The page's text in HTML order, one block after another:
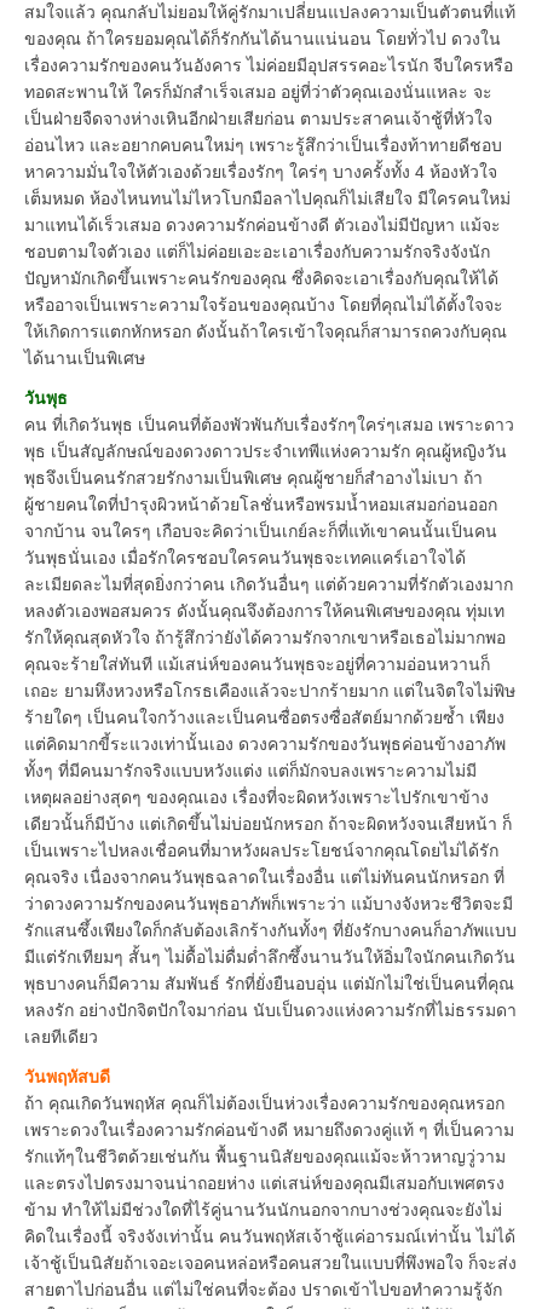
สมใจแล้ว คุณกลับไม่ยอมให้คู่รักมาเปลี่ยนแปลงความเป็นตัวตนที่แท้
ของคุณ ถ้าใครยอมคุณได้ก็รักกันได้นานแน่นอน โดยทั่วไป ดวงใน
เรื่องความรักของคนวันอังคาร ไม่ค่อยมีอุปสรรคอะไรนัก จีบใครหรือ
ทอดสะพานให้ ใครก็มักสำเร็จเสมอ อยู่ที่ว่าตัวคุณเองนั่นแหละ จะ
เป็นฝ่ายจืดจางห่างเหินอีกฝ่ายเสียก่อน ตามประสาคนเจ้าชู้ที่หัวใจ
อ่อนไหว และอยากคบคนใหม่ๆ เพราะรู้สึกว่าเป็นเรื่องท้าทายดีชอบ
หาความมั่นใจให้ตัวเองด้วยเรื่องรักๆ ใคร่ๆ บางครั้งทั้ง 4 ห้องหัวใจ
เต็มหมด ห้องไหนทนไม่ไหวโบกมือลาไปคุณก็ไม่เสียใจ มีใครคนใหม่
มาแทนได้เร็วเสมอ ดวงความรักค่อนข้างดี ตัวเองไม่มีปัญหา แม้จะ
ชอบตามใจตัวเอง แต่ก็ไม่ค่อยเอะอะเอาเรื่องกับความรักจริงจังนัก
ปัญหามักเกิดขึ้นเพราะคนรักของคุณ ซึ่งคิดจะเอาเรื่องกับคุณให้ได้
หรืออาจเป็นเพราะความใจร้อนของคุณบ้าง โดยที่คุณไม่ได้ตั้งใจจะ
ให้เกิดการแตกหักหรอก ดังนั้นถ้าใครเข้าใจคุณก็สามารถควงกับคุณ
ได้นานเป็นพิเศษ
วันพุธ
คน ที่เกิดวันพุธ เป็นคนที่ต้องพัวพันกับเรื่องรักๆใคร่ๆเสมอ เพราะดาว
พุธ เป็นสัญลักษณ์ของดวงดาวประจำเทพีแห่งความรัก คุณผู้หญิงวัน
พุธจึงเป็นคนรักสวยรักงามเป็นพิเศษ คุณผู้ชายก็สำอางไม่เบา ถ้า
ผู้ชายคนใดที่บำรุงผิวหน้าด้วยโลชั่นหรือพรมน้ำหอมเสมอก่อนออก
จากบ้าน จนใครๆ เกือบจะคิดว่าเป็นเกย์ละก็ที่แท้เขาคนนั้นเป็นคน
วันพุธนั่นเอง เมื่อรักใครชอบใครคนวันพุธจะเทคแคร์เอาใจได้
ละเมียดละไมที่สุดยิ่งกว่าคน เกิดวันอื่นๆ แต่ด้วยความที่รักตัวเองมาก
หลงตัวเองพอสมควร ดังนั้นคุณจึงต้องการให้คนพิเศษของคุณ ทุ่มเท
รักให้คุณสุดหัวใจ ถ้ารู้สึกว่ายังได้ความรักจากเขาหรือเธอไม่มากพอ
คุณจะร้ายใส่ทันที แม้เสน่ห์ของคนวันพุธจะอยู่ที่ความอ่อนหวานก็
เถอะ ยามหึงหวงหรือโกรธเคืองแล้วจะปากร้ายมาก แต่ในจิตใจไม่พิษ
ร้ายใดๆ เป็นคนใจกว้างและเป็นคนซื่อตรงซื่อสัตย์มากด้วยซ้ำ เพียง
แต่คิดมากขี้ระแวงเท่านั้นเอง ดวงความรักของวันพุธค่อนข้างอาภัพ
ทั้งๆ ที่มีคนมารักจริงแบบหวังแต่ง แต่ก็มักจบลงเพราะความไม่มี
เหตุผลอย่างสุดๆ ของคุณเอง เรื่องที่จะผิดหวังเพราะไปรักเขาข้าง
เดียวนั้นก็มีบ้าง แต่เกิดขึ้นไม่บ่อยนักหรอก ถ้าจะผิดหวังจนเสียหน้า ก็
เป็นเพราะไปหลงเชื่อคนที่มาหวังผลประโยชน์จากคุณโดยไม่ได้รัก
คุณจริง เนื่องจากคนวันพุธฉลาดในเรื่องอื่น แต่ไม่ทันคนนักหรอก ที่
ว่าดวงความรักของคนวันพุธอาภัพก็เพราะว่า แม้บางจังหวะชีวิตจะมี
รักแสนซึ้งเพียงใดก็กลับต้องเลิกร้างกันทั้งๆ ที่ยังรักบางคนก็อาภัพแบบ
มีแต่รักเทียมๆ สั้นๆ ไม่ดื้อไม่ดื่มด่ำลึกซึ้งนานวันให้อิ่มใจนักคนเกิดวัน
พุธบางคนก็มีความ สัมพันธ์ รักที่ยั่งยืนอบอุ่น แต่มักไม่ใช่เป็นคนที่คุณ
หลงรัก อย่างปักจิตปักใจมาก่อน นับเป็นดวงแห่งความรักที่ไม่ธรรมดา
เลยทีเดียว
วันพฤหัสบดี
ถ้า คุณเกิดวันพฤหัส คุณก็ไม่ต้องเป็นห่วงเรื่องความรักของคุณหรอก
เพราะดวงในเรื่องความรักค่อนข้างดี หมายถึงดวงคู่แท้ ๆ ที่เป็นความ
รักแท้ๆในชีวิตด้วยเช่นกัน พื้นฐานนิสัยของคุณแม้จะห้าวหาญวู่วาม
และตรงไปตรงมาจนน่าถอยห่าง แต่เสน่ห์ของคุณมีเสมอกับเพศตรง
ข้าม ทำให้ไม่มีช่วงใดที่ไร้คู่นานวันนักนอกจากบางช่วงคุณจะยังไม่
คิดในเรื่องนี้ จริงจังเท่านั้น คนวันพฤหัสเจ้าชู้แค่อารมณ์เท่านั้น ไม่ได้
เจ้าชู้เป็นนิสัยถ้าเจอะเจอคนหล่อหรือคนสวยในแบบที่พึงพอใจ ก็จะส่ง
สายตาไปก่อนอื่น แต่ไม่ใช่คนที่จะต้อง ปราดเข้าไปขอทำความรู้จัก